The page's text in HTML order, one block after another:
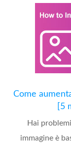
Come
[5
Hai
immagine è